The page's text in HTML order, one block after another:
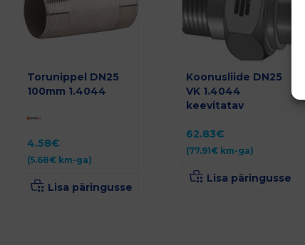
Torunippel DN25
100mm 1.4044
4.58€
(5.68€ km-ga)
Lisa päringusse
Koonusliide DN25
VK 1.4044
keevitatav
62.83€
(77.91€ km-ga)
Lisa päringusse